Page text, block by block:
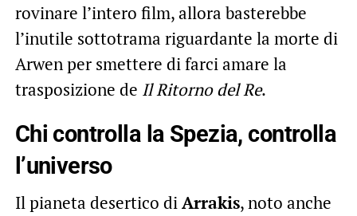
rovinare l’intero film, allora basterebbe
l’inutile sottotrama riguardante la morte di
Arwen per smettere di farci amare la
trasposizione de Il Ritorno del Re.
Chi controlla la Spezia, controlla
l’universo
Il pianeta desertico diArrakis, noto anche